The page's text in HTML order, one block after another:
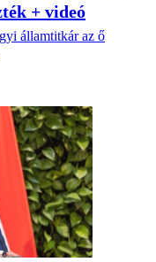
+ videó
államtitkár az ő